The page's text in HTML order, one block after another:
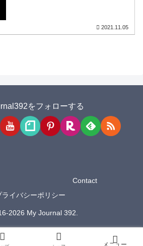
2021.11.05
をフォローする
Contact
ライバシーポリシー
2026 My Journal 392.